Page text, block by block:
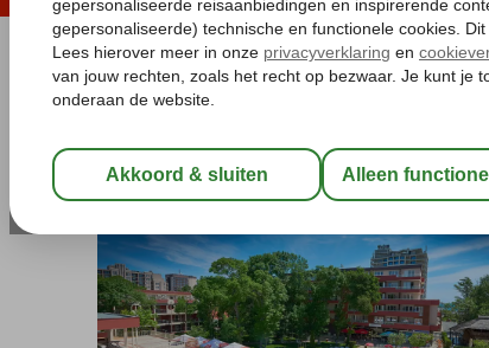
Pakketgarantie Laagsteprijsgarantie*
Home
Bulgarije Zwarte Zee
Zornitsa Hotel
Logies en ontbijt- Hotel